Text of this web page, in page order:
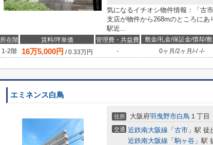
気になるイチオシ物件情報：「古
支店が物件から268mのところに
駅近...
所在階 賃料/坪単価 管理費・共益費 敷金/礼金/保証金/償却/敷
1-2階
16万5,000円 /0.33万円 - 0ヶ月 /2ヶ月 /-/-/-
エミネンス白鳥
住所 大阪府羽曳野市白鳥 １丁目
交通 近鉄南大阪線 「 古市 」駅 徒
近鉄南大阪線 「駒ヶ谷 」駅